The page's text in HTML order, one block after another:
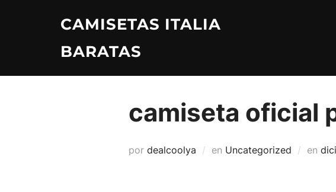
CAMISETAS ITALIA
BARATAS
camiseta oficial
por dealcoolya en Uncategorized en